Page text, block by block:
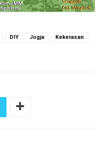
DIY Jogja
Kekerasan